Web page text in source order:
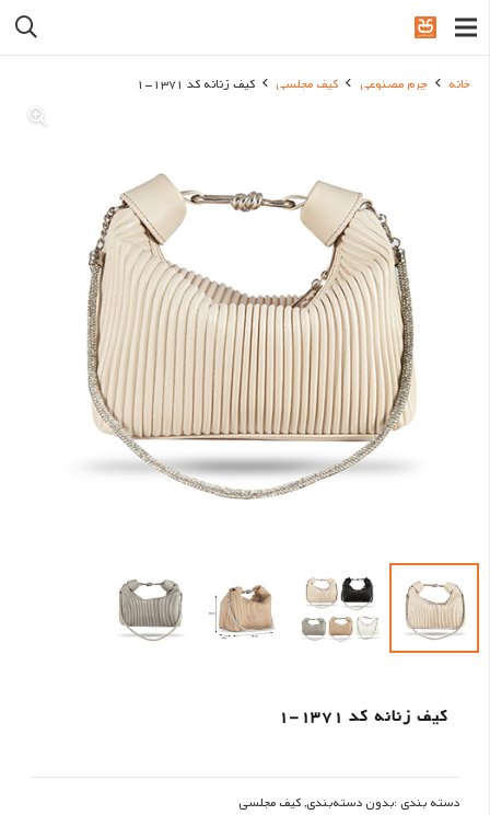
خانه چرم مصنوعی کیف مجلسی کیف زنانه کد 1371-1
کیف زنانه کد 1371-1
دسته بندی :بدون دسته‌بندی,کیف مجلسی